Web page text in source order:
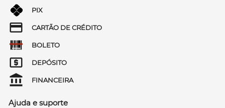
PIX
CARTÃO DE CRÉDITO
BOLETO
DEPÓSITO
FINANCEIRA
Ajuda e suporte